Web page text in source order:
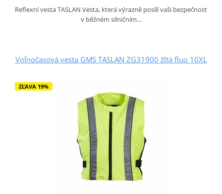
Reflexní vesta TASLAN Vesta, která výrazně posílí vaši bezpečnost
v běžném silničním…
Voľnočasová vesta GMS TASLAN ZG31900 žltá fluo 10XL
ZĽAVA 19%